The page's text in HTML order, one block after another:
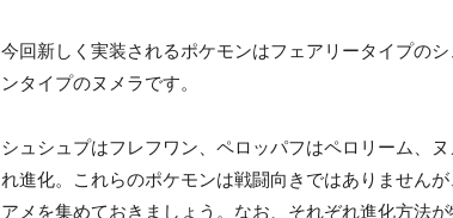
今回新しく実装されるポケモンはフェアリータイプの
ンタイプのヌメラです。
シュシュプはフレフワン、ペロッパフはペロリーム、
れ進化。これらのポケモンは戦闘向きではありません
アメを集めておきましょう。なお、それぞれ進化方法が